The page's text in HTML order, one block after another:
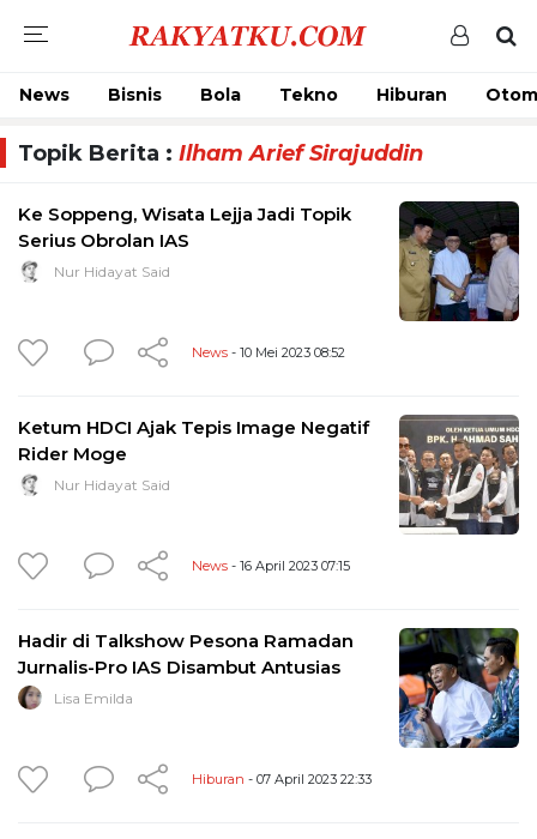
News Bisnis Bola Tekno Hiburan
Topik Berita : Ilham Arief Sirajuddin
Ke Soppeng, Wisata Lejja Jadi Topik
Serius Obrolan IAS
Nur Hidayat Said
News - 10 Mei 2023 08:52
Ketum HDCI Ajak Tepis Image Negatif
Rider Moge
Nur Hidayat Said
News - 16 April 2023 07:15
Hadir di Talkshow Pesona Ramadan
Jurnalis-Pro IAS Disambut Antusias
Lisa Emilda
Hiburan - 07 April 2023 22:33